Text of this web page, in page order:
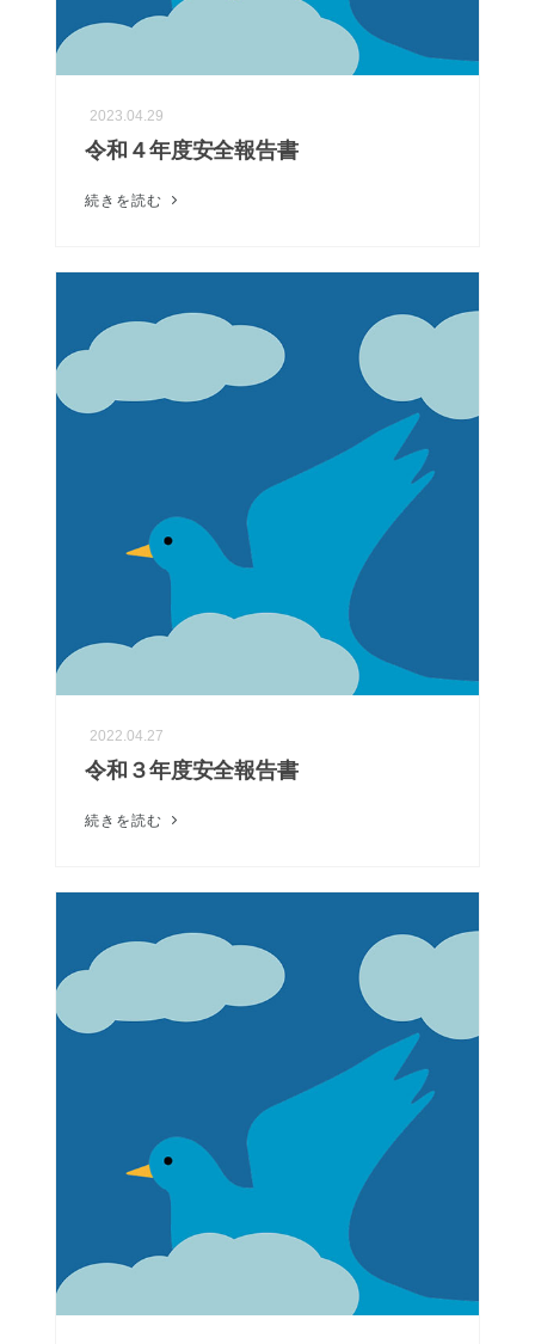
2023.04.29
令和４年度安全報告書
続きを読む
2022.04.27
令和３年度安全報告書
続きを読む